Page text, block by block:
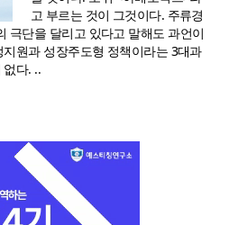
고 부르는 것이 그것이다. 주류경
극단을 달리고 있다고 말해도 과언이
원과 성장주도형 정책이라는 3대과
다. ..